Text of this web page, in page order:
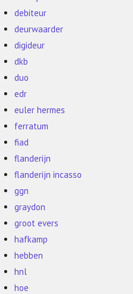
debiteur
deurwaarder
digideur
dkb
duo
edr
euler hermes
ferratum
fiad
flanderijn
flanderijn incasso
ggn
graydon
groot evers
hafkamp
hebben
hnl
hoe